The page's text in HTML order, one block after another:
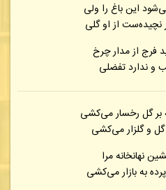
این باغ را ولی
از او گلی
فرج از مدار چرخ
و ندارد تفضلی
گل رخسار می‌کشی
و گلزار می‌کشی
نهانخانه مرا
به بازار می‌کشی